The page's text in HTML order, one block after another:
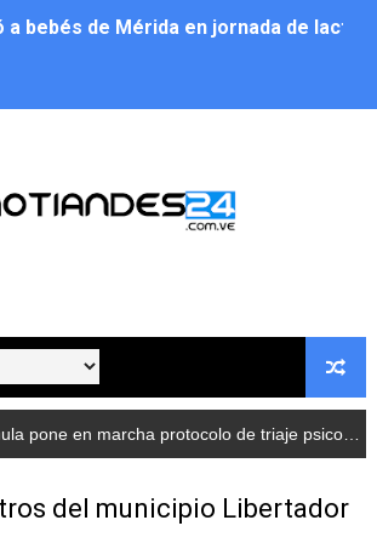
a bebés de Mérida en jornada de
Álvarez llevó jornada recreativa a la
servicio residencial en la
impulsa inclusión y atención a
Comunitario “Ríe 2026” recorre las
Libertador realizó una jornada
pone en marcha protocolo de triaje psicosocial para atender a rescatistas
del municipio Libertador